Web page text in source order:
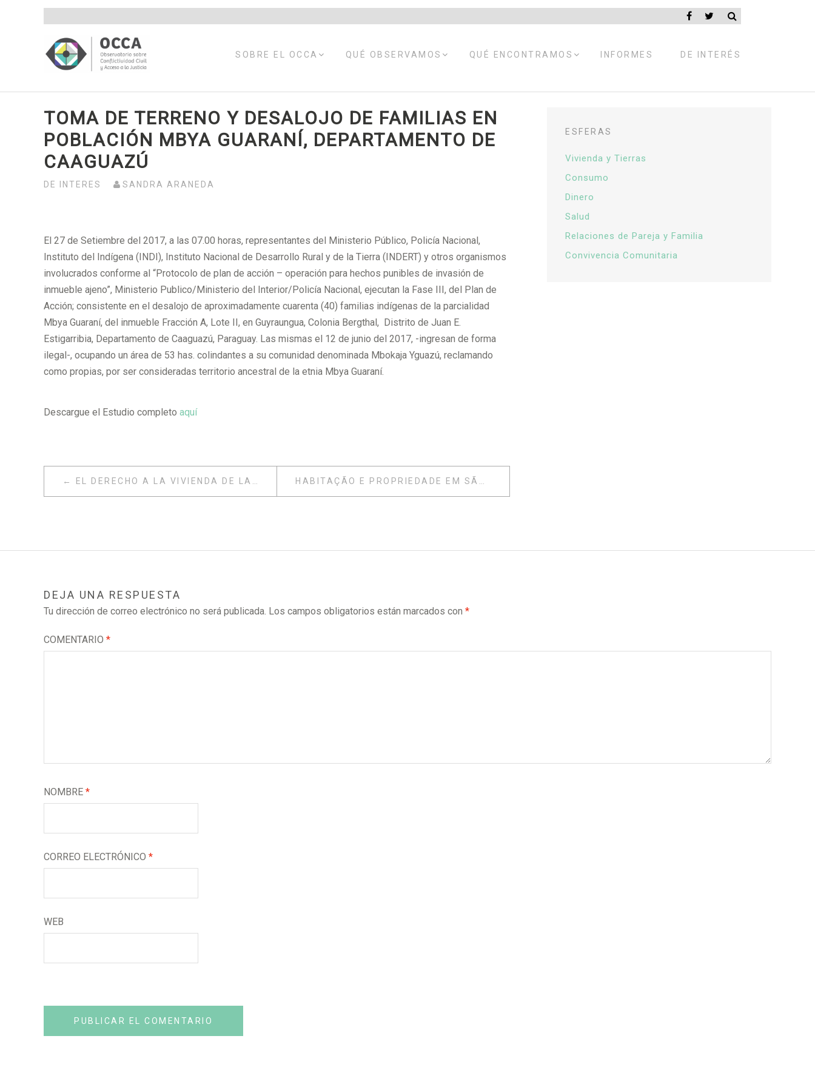
SOBRE EL OCCA EXPANDIRQUÉ OBSERVAMOS EXPANDIRQUÉ ENCONTRAMOSEXPANDIRINFORMES DE INTERÉS
TOMA DE TERRENO Y DESALOJO DE FAMILIAS EN
POBLACIÓN MBYA GUARANÍ, DEPARTAMENTO DE
CAAGUAZÚ
DE INTERES SANDRA ARANEDA
El 27 de Setiembre del 2017, a las 07.00 horas, representantes del Ministerio Público, Policía Nacional,
Instituto del Indígena (INDI), Instituto Nacional de Desarrollo Rural y de la Tierra (INDERT) y otros organismos
involucrados conforme al “Protocolo de plan de acción – operación para hechos punibles de invasión de
inmueble ajeno”, Ministerio Publico/Ministerio del Interior/Policía Nacional, ejecutan la Fase III, del Plan de
Acción; consistente en el desalojo de aproximadamente cuarenta (40) familias indígenas de la parcialidad
Mbya Guaraní, del inmueble Fracción A, Lote II, en Guyraungua, Colonia Bergthal, Distrito de Juan E.
Estigarribia, Departamento de Caaguazú, Paraguay. Las mismas el 12 de junio del 2017, -ingresan de forma
ilegal-, ocupando un área de 53 has. colindantes a su comunidad denominada Mbokaja Yguazú, reclamando
como propias, por ser consideradas territorio ancestral de la etnia Mbya Guaraní.
Descargue el Estudio completo aquí
NAVEGACIÓN
DE
EL DERECHO A LA VIVIENDA DE LAS PERSONAS CON DISCAPACIDAD INTELECTUAL Y PSICOSOCIAL
ESFERAS
Vivienda y Tierras
Consumo
Dinero
Salud
Relaciones de Pareja y Familia
Convivencia Comunitaria
DEJA UNA RESPUESTA
Tu dirección de correo electrónico no será publicada. Los campos obligatorios están marcados con *
COMENTARIO *
NOMBRE *
CORREO ELECTRÓNICO *
WEB